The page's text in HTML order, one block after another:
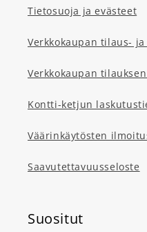
Tietosuoja ja evästeet
Verkkokaupan tilaus-
Verkkokaupan
Kontti-ketjun
Väärinkäytösten
Saavutettavuusseloste
Suositut